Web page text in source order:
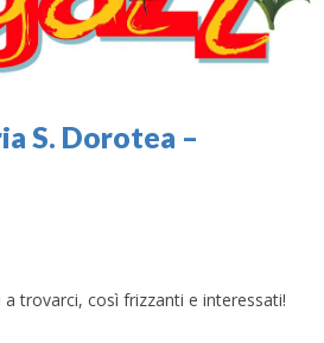
S. Dorotea –
trovarci, così frizzanti e interessati!